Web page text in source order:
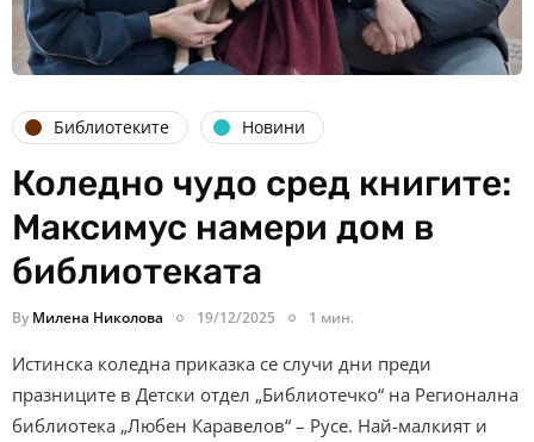
Библиотеките Новини
Коледно чудо сред книгите:
Максимус намери дом в
библиотеката
By Милена Николова 19/12/2025 1 мин.
Истинска коледна приказка се случи дни преди
празниците в Детски отдел „Библиотечко“ на Регионална
библиотека „Любен Каравелов“ – Русе. Най-малкият и